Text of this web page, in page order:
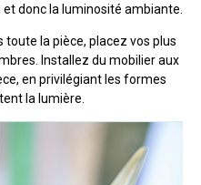
donc la luminosité ambiante.
la pièce, placez vos plus
Installez du mobilier aux
en privilégiant les formes
la lumière.